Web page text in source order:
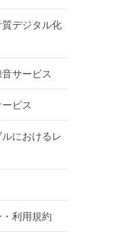
デジタル化
サービス
ビス
におけるレ
利用規約